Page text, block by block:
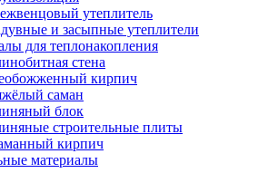
утеплитель
и засыпные утеплители
для теплонакопления
стена
кирпич
саман
блок
строительные плиты
кирпич
материалы